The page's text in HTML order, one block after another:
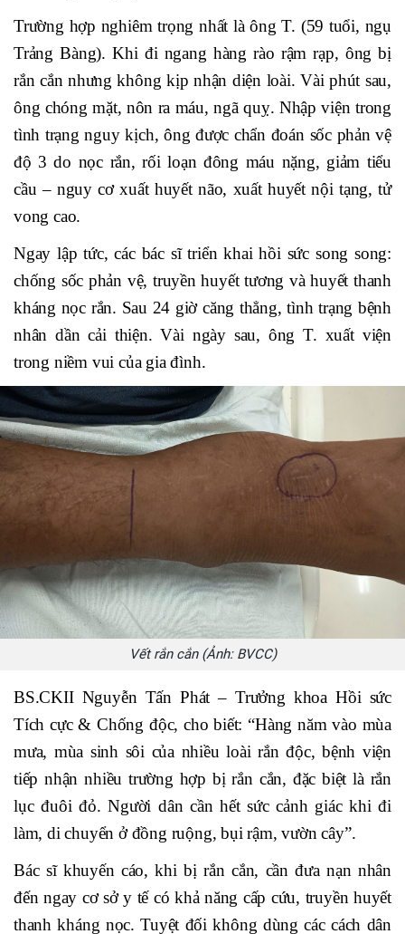
Trường hợp nghiêm trọng nhất là ông T. (59 tuổi, ngụ
Trảng Bàng). Khi đi ngang hàng rào rậm rạp, ông bị
rắn cắn nhưng không kịp nhận diện loài. Vài phút sau,
ông chóng mặt, nôn ra máu, ngã quỵ. Nhập viện trong
tình trạng nguy kịch, ông được chẩn đoán sốc phản vệ
độ 3 do nọc rắn, rối loạn đông máu nặng, giảm tiểu
cầu – nguy cơ xuất huyết não, xuất huyết nội tạng, tử
vong cao.
Ngay lập tức, các bác sĩ triển khai hồi sức song song:
chống sốc phản vệ, truyền huyết tương và huyết thanh
kháng nọc rắn. Sau 24 giờ căng thẳng, tình trạng bệnh
nhân dần cải thiện. Vài ngày sau, ông T. xuất viện
trong niềm vui của gia đình.
Vết rắn cắn (Ảnh: BVCC)
BS.CKII Nguyễn Tấn Phát – Trưởng khoa Hồi sức
Tích cực & Chống độc, cho biết: “Hàng năm vào mùa
mưa, mùa sinh sôi của nhiều loài rắn độc, bệnh viện
tiếp nhận nhiều trường hợp bị rắn cắn, đặc biệt là rắn
lục đuôi đỏ. Người dân cần hết sức cảnh giác khi đi
làm, di chuyển ở đồng ruộng, bụi rậm, vườn cây”.
Bác sĩ khuyến cáo, khi bị rắn cắn, cần đưa nạn nhân
đến ngay cơ sở y tế có khả năng cấp cứu, truyền huyết
thanh kháng nọc. Tuyệt đối không dùng các cách dân